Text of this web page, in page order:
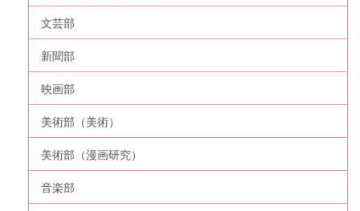
文芸部
新聞部
映画部
美術部（美術）
美術部（漫画研究）
音楽部